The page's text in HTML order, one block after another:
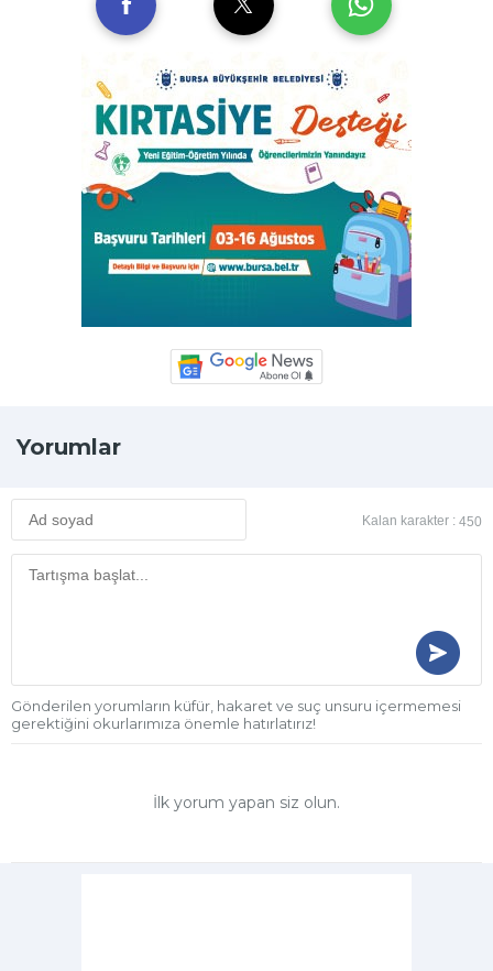
Yorumlar
Kalan karakter : 450
Gönderilen yorumların küfür, hakaret ve suç unsuru içermemesi
gerektiğini okurlarımıza önemle hatırlatırız!
İlk yorum yapan siz olun.